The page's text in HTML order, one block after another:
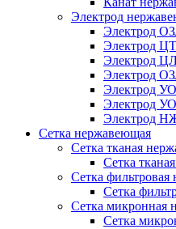
Электрод
Электрод
Электрод
Электрод
Электрод
Электрод
Электрод
Электрод
Сетка нержавеющая
Сетка тканая
Сетка
Сетка
Сетка
Сетка микронная
Сетка